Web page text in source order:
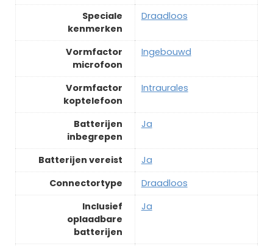
Speciale
kenmerken
‎Draadloos
Vormfactor
microfoon
‎Ingebouwd
Vormfactor
koptelefoon
‎Intraurales
Batterijen
inbegrepen
‎Ja
Batterijen vereist
‎Ja
Connectortype
‎Draadloos
Inclusief
oplaadbare
batterijen
‎Ja